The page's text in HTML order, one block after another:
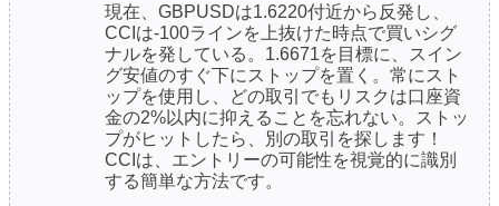
現在、GBPUSDは1.6220付近から反発し、
CCIは-100ラインを上抜けた時点で買いシグ
ナルを発している。1.6671を目標に、スイン
グ安値のすぐ下にストップを置く。常にスト
ップを使用し、どの取引でもリスクは口座資
金の2%以内に抑えることを忘れない。ストッ
プがヒットしたら、別の取引を探します！
CCIは、エントリーの可能性を視覚的に識別
する簡単な方法です。